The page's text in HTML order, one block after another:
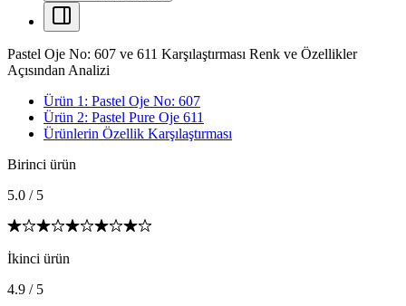
Pastel Oje No: 607 ve 611 Karşılaştırması Renk ve Özellikler
Açısından Analizi
Ürün 1: Pastel Oje No: 607
Ürün 2: Pastel Pure Oje 611
Ürünlerin Özellik Karşılaştırması
Birinci ürün
5.0 / 5
İkinci ürün
4.9 / 5